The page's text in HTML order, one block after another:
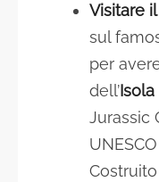
Visitare
sul
per
dell’
Jurassic